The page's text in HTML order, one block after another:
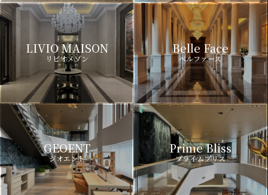
LIVIO MAISON
リビオメゾン
Belle Face
ベルファース
GEOENT
ジオエント
Prime Bliss
プライムブリス